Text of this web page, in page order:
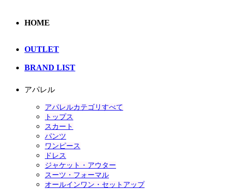
HOME
OUTLET
BRAND LIST
アパレル
アパレルカテゴリすべて
トップス
スカート
パンツ
ワンピース
ドレス
ジャケット・アウター
スーツ・フォーマル
オールインワン・セットアップ